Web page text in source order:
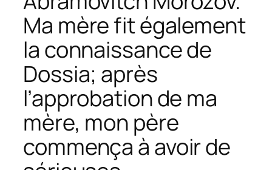
Ma mère fit également
la connaissance de
Dossia; après
l’approbation de ma
mère, mon père
commença à avoir de